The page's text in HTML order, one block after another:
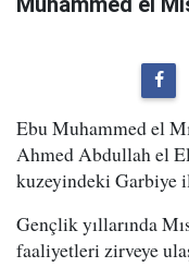
Ebu Muhammed el
Ahmed Abdullah el
kuzeyindeki Garbiye
Gençlik yıllarında
faaliyetleri zirveye